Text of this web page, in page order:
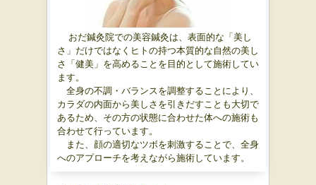
おだ鍼灸院での美容鍼灸は、表面的な「美し
さ」だけではなくヒトの持つ本質的な自然の美し
さ「健美」を高めることを目的として施術してい
ます。
全身の不調・バランスを調整することにより、
カラダの内面から美しさを引きだすことも大切で
あるため、その方の状態に合わせた体への施術も
合わせて行っています。
また、顔の適切なツボを刺激することで、全身
へのアプローチを考えながら施術しています。